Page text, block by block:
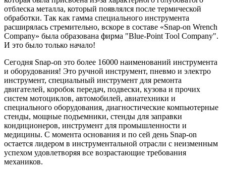
отблеска металла, который появлялся после термической
обработки. Так как гамма специального инструмента
расширялась стремительно, вскоре в составе «Snap-on Wrench
Company» была образована фирма "Blue-Point Tool Company".
И это было только начало!
Сегодня Snap-on это более 16000 наименований инструмента
и оборудования! Это ручной инструмент, пневмо и электро
инструмент, специальный инструмент для ремонта
двигателей, коробок передач, подвески, кузова и прочих
систем мотоциклов, автомобилей, авиатехники и
специального оборудования, диагностические компьютерные
стенды, мощные подъемники, стенды для заправки
кондиционеров, инструмент для промышленности и
медицины. С момента основания и по сей день Snap-on
остается лидером в инструментальной отрасли с неизменным
успехом удовлетворяя все возрастающие требования
механиков.